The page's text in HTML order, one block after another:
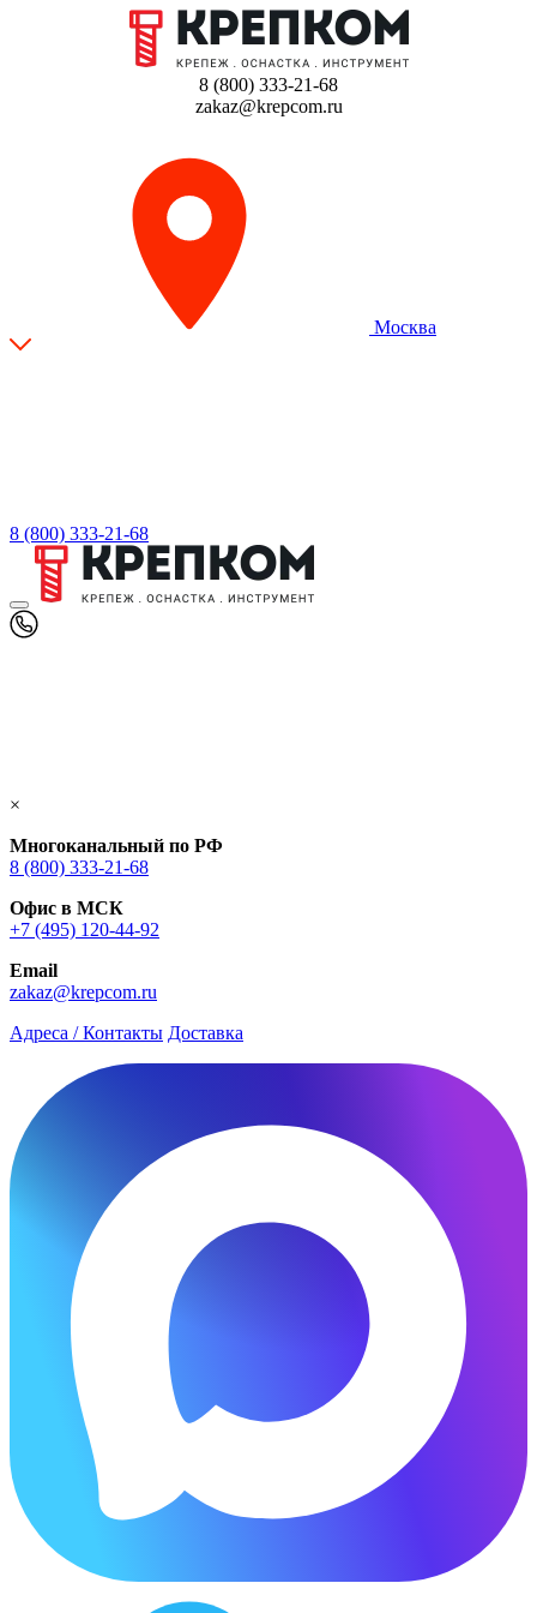
8 (800) 333-21-68
zakaz@krepcom.ru
Москва
8 (800) 333-21-68
×
Многоканальный по РФ
8 (800) 333‑21-68
Офис в МСК
+7 (495) 120-44-92
Email
zakaz@krepcom.ru
Адреса / Контакты Доставка